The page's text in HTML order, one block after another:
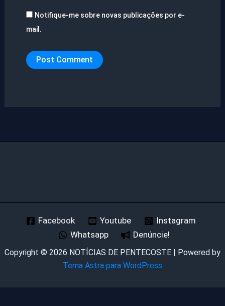
Notifique-me sobre novas publicações por e-
mail.
Facebook Youtube
Instagram
Whatsapp
Denúncie!
Copyright © 2026 NOTÍCIAS DE PENTECOSTE | Powered by
Tema Astra para WordPress